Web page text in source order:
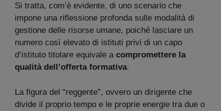
Si tratta, com’è evidente, di uno scenario che
impone una riflessione profonda sulle modalità di
gestione delle risorse umane, poiché lasciare un
numero così elevato di istituti privi di un capo
d’istituto titolare equivale a compromettere la
qualità dell’offerta formativa.
La figura del “reggente”, ovvero un dirigente che
divide il proprio tempo e le proprie energie tra due o